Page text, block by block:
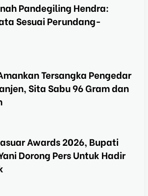
Pandegiling Hendra:
Sesuai Perundang-
Tersangka Pengedar
Sita Sabu 96 Gram dan
Awards 2026, Bupati
Dorong Pers Untuk Hadir